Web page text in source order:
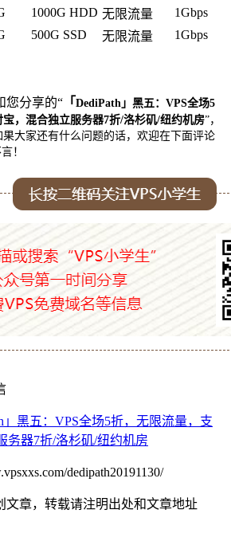
1000G HDD 无限流量
1Gbps
500G SSD 无限流量 1Gbps
您分享的“ 「 DediPath」黑五：VPS全场5
，混合独立服务器7折/洛杉矶/纽约机房”，
大家还有什么问题的话，欢迎在下面评论
！
」黑五：VPS全场5折，无限流量，支
务器7折/洛杉矶/纽约机房
dedipath20191130/
文章，转载请注明出处和文章地址